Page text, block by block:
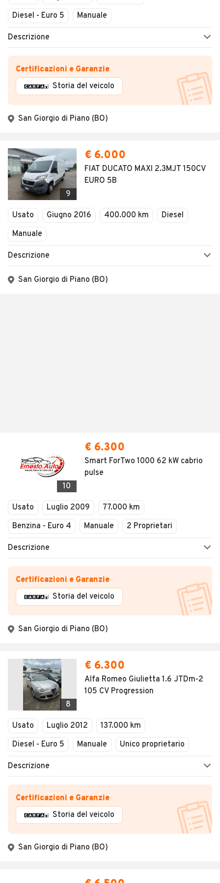
Domenica
Chiuso
Diesel - Euro 5
Manuale
Descrizione
Certificazioni e Garanzie
Storia del veicolo
San Giorgio di Piano (BO)
9
€ 6.000
FIAT DUCATO MAXI 2.3MJT 150CV
EURO 5B
Usato Giugno 2016 400.000 km
Diesel
Manuale
Descrizione
San Giorgio di Piano (BO)
10
€ 6.300
Smart ForTwo 1000 62 kW cabrio
pulse
Usato Luglio 2009
77.000 km
Benzina - Euro 4
Manuale 2 Proprietari
Descrizione
Certificazioni e Garanzie
Storia del veicolo
San Giorgio di Piano (BO)
8
€ 6.300
Alfa Romeo Giulietta 1.6 JTDm-2
105 CV Progression
Usato Luglio 2012
137.000 km
Diesel - Euro 5
Manuale Unico proprietario
Descrizione
Certificazioni e Garanzie
Storia del veicolo
San Giorgio di Piano (BO)